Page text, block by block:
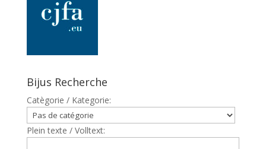
Bijus Recherche
Catègorie / Kategorie:
Plein texte / Volltext: